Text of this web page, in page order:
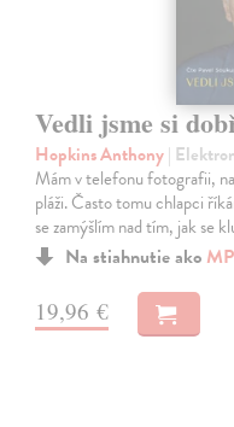
Vedli jsme si
Hopkins Anthony|
Mám v telefonu fotografii,
pláži. Často tomu chlapci
se zamýšlím nad tím, jak se
Na stiahnutie ako
19,96 €